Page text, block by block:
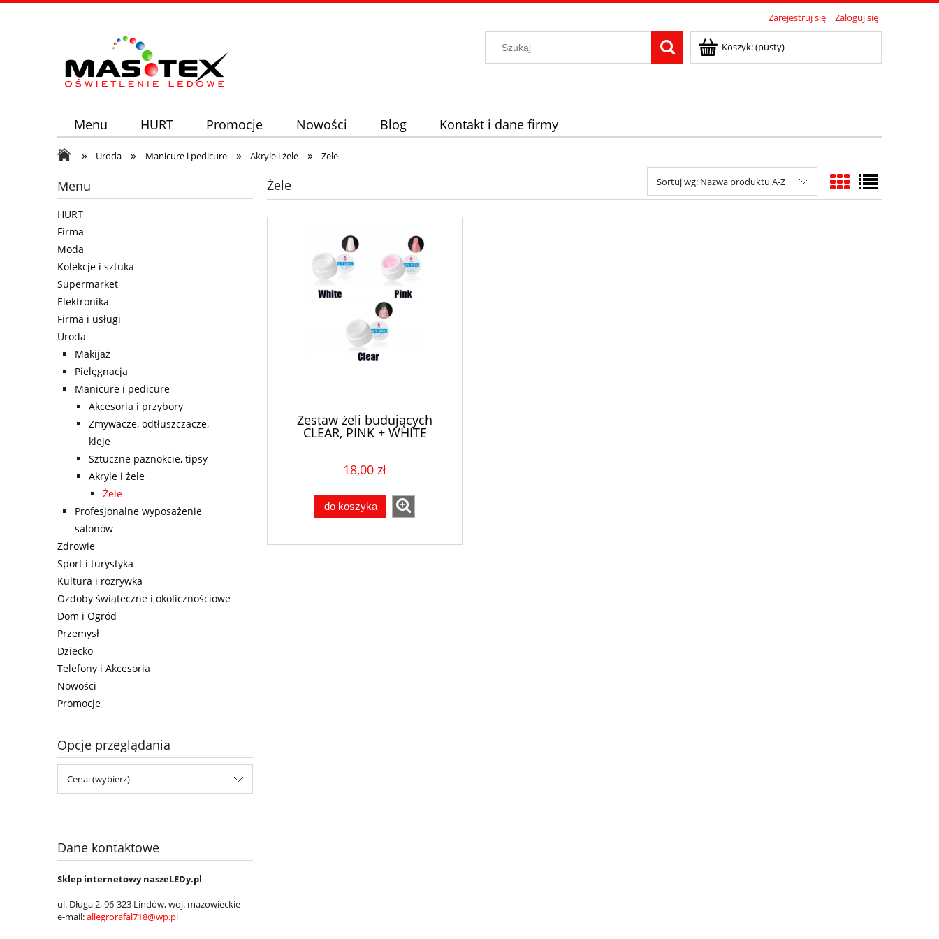
Zarejestruj się Zaloguj się
Koszyk:(pusty)
Menu HURT Promocje Nowości Blog Kontakt i dane firmy
» Uroda » Manicure i pedicure » Akryle i żele » Żele
Menu
HURT
Firma
Moda
Kolekcje i sztuka
Supermarket
Elektronika
Firma i usługi
Uroda
Makijaż
Pielęgnacja
Manicure i pedicure
Akcesoria i przybory
Zmywacze, odtłuszczacze,
kleje
Sztuczne paznokcie, tipsy
Akryle i żele
Żele
Profesjonalne wyposażenie
salonów
Zdrowie
Sport i turystyka
Kultura i rozrywka
Ozdoby świąteczne i okolicznościowe
Dom i Ogród
Przemysł
Dziecko
Telefony i Akcesoria
Nowości
Promocje
Opcje przeglądania
Cena: (wybierz)
Dane kontaktowe
Sklep internetowy naszeLEDy.pl
ul. Długa 2, 96-323 Lindów, woj. mazowieckie
e-mail:allegrorafal718@wp.pl
Żele Sortuj wg: Nazwa produktu A-Z
Zestaw żeli budujących
CLEAR, PINK + WHITE
18,00 zł
do koszyka